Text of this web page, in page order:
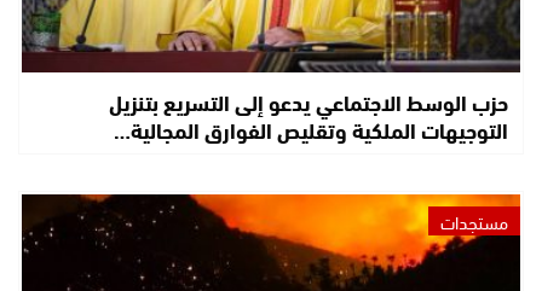
حزب الوسط الاجتماعي يدعو إلى التسريع بتنزيل
التوجيهات الملكية وتقليص الفوارق المجالية…
مستجدات